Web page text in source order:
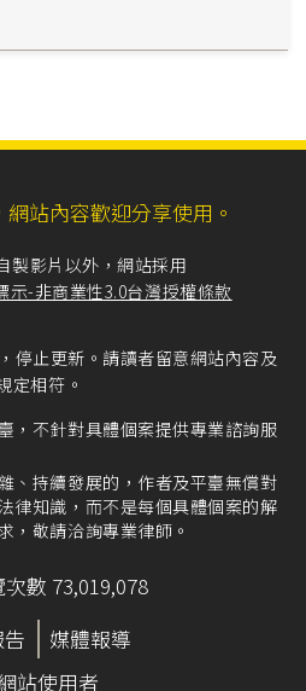
站內容歡迎分享使用。
製影片以外，網站採用
示-非商業性3.0台灣授權條款
停止更新。請讀者留意網站內容及
定相符。
，不針對具體個案提供專業諮詢服
、持續發展的，作者及平臺無償對
律知識，而不是每個具體個案的解
，敬請洽詢專業律師。
數 73,019,078
媒體報導
站使用者